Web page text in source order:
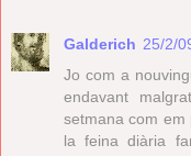
Galderich 25/2/
Jo com a
endavant
setmana com
la feina diària